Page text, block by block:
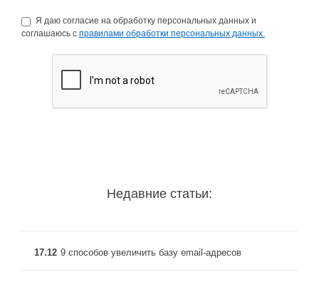
Я даю согласие на обработку персональных данных и
соглашаюсь с правилами обработки персональных данных.
Недавние статьи:
17.12 9 способов увеличить базу email-адресов